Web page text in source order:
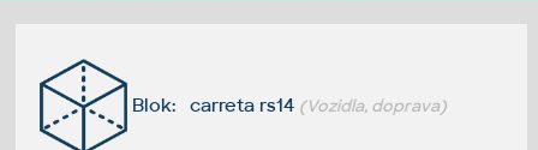
Blok: carreta rs14 (Vozidla, doprava)